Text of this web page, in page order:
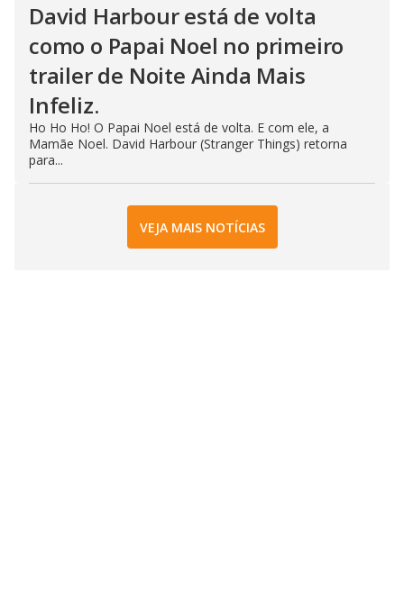
David Harbour está de volta
como o Papai Noel no primeiro
trailer de Noite Ainda Mais
Infeliz.
Ho Ho Ho! O Papai Noel está de volta. E com ele, a
Mamãe Noel. David Harbour (Stranger Things) retorna
para...
VEJA MAIS NOTÍCIAS